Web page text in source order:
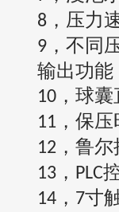
8 ，压力
9 ，不同
输出功能
10 ，球
11 ，保
12 ，鲁
13 ， PLC
14 ， 7寸